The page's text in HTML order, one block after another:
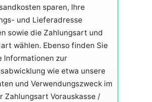
sparen, Ihre
und Lieferadresse
sowie die Zahlungsart und
wählen. Ebenso finden Sie
Informationen zur
wie etwa unsere
und Verwendungszweck im
Zahlungsart Vorauskasse /